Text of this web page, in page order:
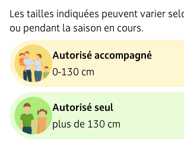
Les tailles indiquées peuvent varier
ou pendant la saison en cours.
Autorisé accompagné
0-130 cm
Autorisé seul
plus de 130 cm